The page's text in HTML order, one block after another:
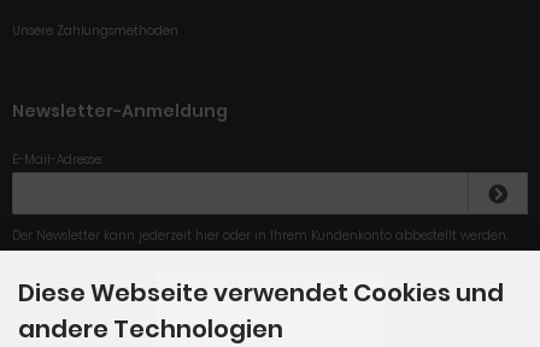
Unsere Zahlungsmethoden
Newsletter-Anmeldung
E-Mail-Adresse:
Der Newsletter kann jederzeit hier oder in Ihrem Kundenkonto abbestellt werden.
4.79/5.00
Diese Webseite verwendet Cookies und
andere Technologien